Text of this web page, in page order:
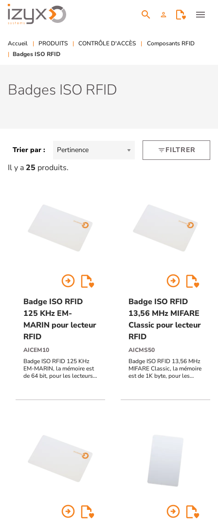
search person menu
Accueil PRODUITS CONTRÔLE D'ACCÈS
Composants RFID
Badges ISO RFID
Badges ISO RFID
Il y a 25 produits.
Trier par : Pertinence filter_listFILTRER
arrow_circle_right
Badge ISO RFID
125 KHz EM-
MARIN pour lecteur
RFID
AICEM10
Badge ISO RFID 125 KHz
EM-MARIN, la mémoire est
de 64 bit, pour les lecteurs
arrow_circle_right
Badge ISO RFID
13,56 MHz MIFARE
Classic pour lecteur
RFID
AICMS50
Badge ISO RFID 13,56 MHz
MIFARE Classic, la mémoire
est de 1K byte, pour les
arrow_circle_right arrow_circle_right